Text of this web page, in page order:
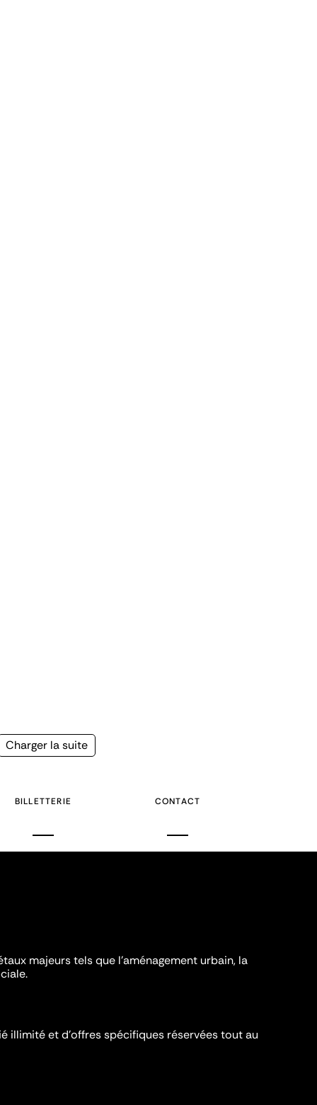
Page
Charger la suite
BILLETTERIE CONTACT
majeurs tels que l'aménagement urbain, la
illimité et d’offres spécifiques réservées tout au